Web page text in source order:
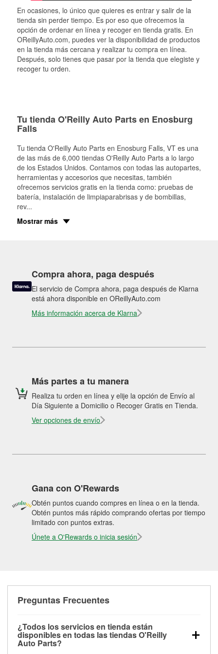
En ocasiones, lo único que quieres es entrar y salir de la
tienda sin perder tiempo. Es por eso que ofrecemos la
opción de ordenar en línea y recoger en tienda gratis. En
OReillyAuto.com, puedes ver la disponibilidad de productos
en la tienda más cercana y realizar tu compra en línea.
Después, solo tienes que pasar por la tienda que elegiste y
recoger tu orden.
Tu tienda O'Reilly Auto Parts en Enosburg
Falls
Tu tienda O'Reilly Auto Parts en Enosburg Falls, VT es una
de las más de 6,000 tiendas O'Reilly Auto Parts a lo largo
de los Estados Unidos. Contamos con todas las autopartes,
herramientas y accesorios que necesitas, también
ofrecemos servicios gratis en la tienda como: pruebas de
batería, instalación de limpiaparabrisas y de bombillas,
rev...
Mostrar más
Compra ahora, paga después
El servicio de Compra ahora, paga después de Klarna
está ahora disponible en OReillyAuto.com
Más información acerca de Klarna
Más partes a tu manera
Realiza tu orden en línea y elije la opción de Envío al
Día Siguiente a Domicilio o Recoger Gratis en Tienda.
Ver opciones de envío
Gana con O'Rewards
Obtén puntos cuando compres en línea o en la tienda.
Obtén puntos más rápido comprando ofertas por tiempo
limitado con puntos extras.
Únete a O'Rewards o inicia sesión
Preguntas Frecuentes
¿Todos los servicios en tienda están
disponibles en todas las tiendas O'Reilly
Auto Parts?